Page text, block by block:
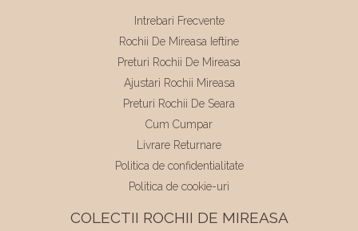
Intrebari Frecvente
Rochii De Mireasa Ieftine
Preturi Rochii De Mireasa
Ajustari Rochii Mireasa
Preturi Rochii De Seara
Cum Cumpar
Livrare Returnare
Politica de confidentialitate
Politica de cookie-uri
COLECTII ROCHII DE MIREASA